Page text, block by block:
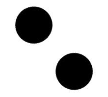
nodig? Een complete gids
voor- en nadelen
lenen met inzicht
veilig, praktisch en
schimmelnagel laser voor